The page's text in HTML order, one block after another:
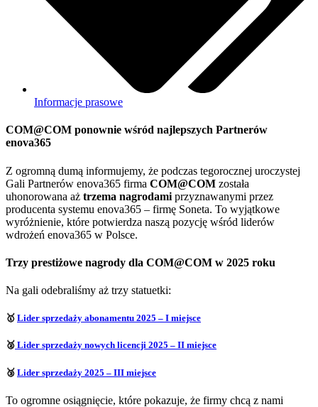
Informacje prasowe
COM@COM ponownie wśród najlepszych Partnerów
enova365
Z ogromną dumą informujemy, że podczas tegorocznej uroczystej
Gali Partnerów enova365 firma COM@COM została
uhonorowana aż trzema nagrodami przyznawanymi przez
producenta systemu enova365 – firmę Soneta. To wyjątkowe
wyróżnienie, które potwierdza naszą pozycję wśród liderów
wdrożeń enova365 w Polsce.
Trzy prestiżowe nagrody dla COM@COM w 2025 roku
Na gali odebraliśmy aż trzy statuetki:
🥇 Lider sprzedaży abonamentu 2025 – I miejsce
🥈 Lider sprzedaży nowych licencji 2025 – II miejsce
🥉 Lider sprzedaży 2025 – III miejsce
To ogromne osiągnięcie, które pokazuje, że firmy chcą z nami